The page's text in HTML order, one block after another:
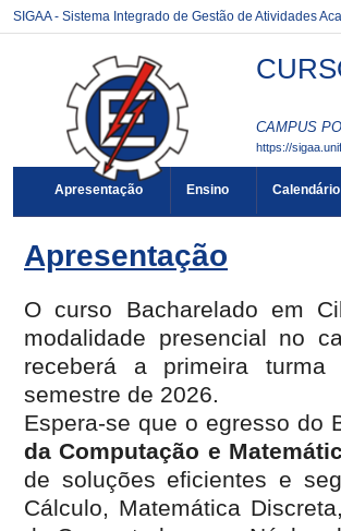
SIGAA - Sistema Integrado de Gestão de Atividades
CAMPUS
https://
Apresentação Ensino Calendário
Apresentação
O curso Bacharelado em
modalidade presencial no
receberá a primeira turma
semestre de 2026.
Espera-se que o egresso do
da Computação e
de soluções eficientes e
Cálculo, Matemática